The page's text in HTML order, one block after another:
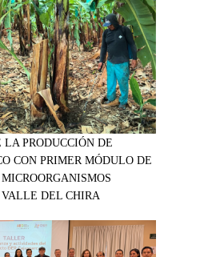
LA PRODUCCIÓN DE
CON PRIMER MÓDULO DE
DEL CHIRA